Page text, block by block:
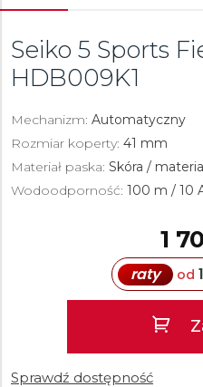
Seiko 5 Sports
HDB009K1
Mechanizm: Automatyczny
Rozmiar koperty: 41 mm
Materiał paska: Skóra /
Wodoodporność: 100 m / 10
1
raty od
Sprawdź dostępność